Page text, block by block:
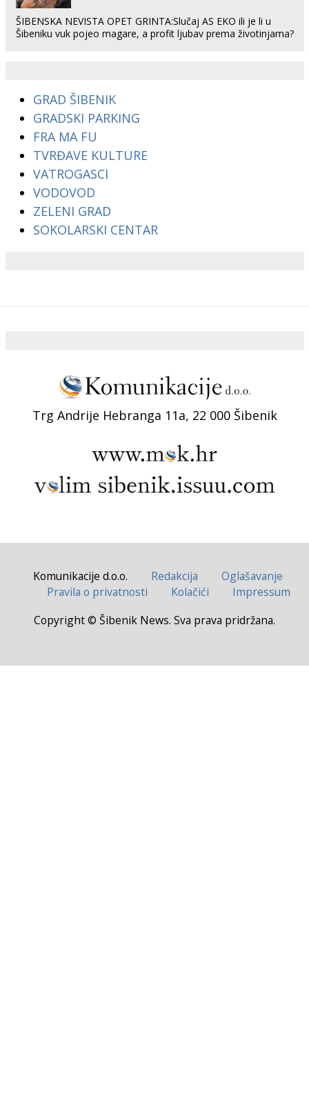
ŠIBENSKA NEVISTA OPET GRINTA:Slučaj AS EKO ili je li u
Šibeniku vuk pojeo magare, a profit ljubav prema životinjama?
GRAD ŠIBENIK
GRADSKI PARKING
FRA MA FU
TVRĐAVE KULTURE
VATROGASCI
VODOVOD
ZELENI GRAD
SOKOLARSKI CENTAR
Trg Andrije Hebranga 11a, 22 000 Šibenik
Komunikacije d.o.o. Redakcija
Oglašavanje
Pravila o privatnosti
Kolačići
Impressum
Copyright © Šibenik News. Sva prava pridržana.